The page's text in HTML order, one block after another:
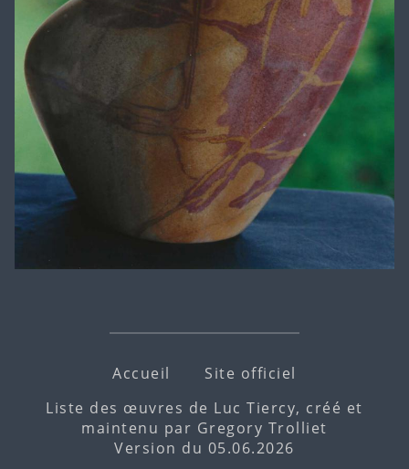
Accueil
Site officiel
Liste des œuvres de Luc Tiercy, créé et
maintenu par Gregory Trolliet
Version du 05.06.2026